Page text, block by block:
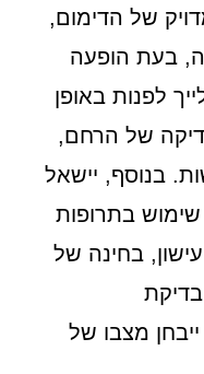
של הדימום,
בעת הופעה
לפנות באופן
של הרחם,
בנוסף, יישאל
בתרופות
בחינה של
מצבו של